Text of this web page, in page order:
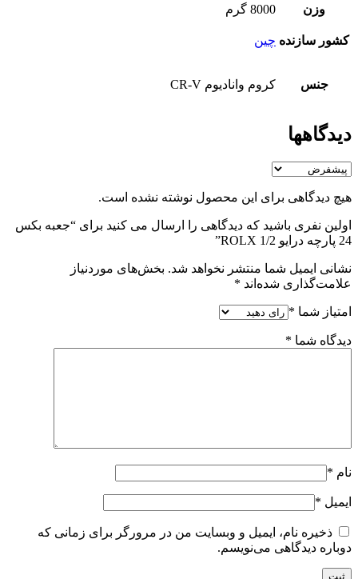
وزن
8000 گرم
کشور سازنده چین
جنس کروم وانادیوم CR-V
دیدگاهها
هیچ دیدگاهی برای این محصول نوشته نشده است.
اولین نفری باشید که دیدگاهی را ارسال می کنید برای “جعبه بکس
24 پارچه درایو 1/2 ROLX”
نشانی ایمیل شما منتشر نخواهد شد. بخش‌های موردنیاز
علامت‌گذاری شده‌اند *
امتیاز شما *
دیدگاه شما *
نام *
ایمیل *
ذخیره نام، ایمیل و وبسایت من در مرورگر برای زمانی که
دوباره دیدگاهی می‌نویسم.